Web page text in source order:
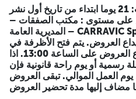
حدد آخر أجل لإيداع العروض ب: 21 يوما ابتداء من تاريخ أول نشر لهذا
: مكتب الصفقات – المديرية
العامة – CARRAVIC Spa البويرة في أجل أقصاه الساعة 12:00 من
الأظرفة في جلسة علنية نفس يوم
اذا صادف اليوم الأخير يوم عطلة
تاريخ إيداع العروض يؤجل إلى يوم
تبقى العروض صالحة لمدة 90 يوما مضاف إليها مدة
تحضير العروض.
حدد آخر أجل لإيداع العروض ب: 21 يوما ابتداء من تاريخ أول نشر
على مستوى : مكتب الصفقات –
المديرية العامة – CARRAVIC Spa البويرة في أجل أقصاه
يتم فتح الأظرفة في
على الساعة 13:00.
اذا
رسمية أو يوم راحة قانونية فإن
العمل الموالي. تبقى العروض